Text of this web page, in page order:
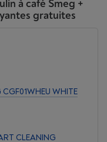
à café Smeg +
gratuites
WHITE
CLEANING